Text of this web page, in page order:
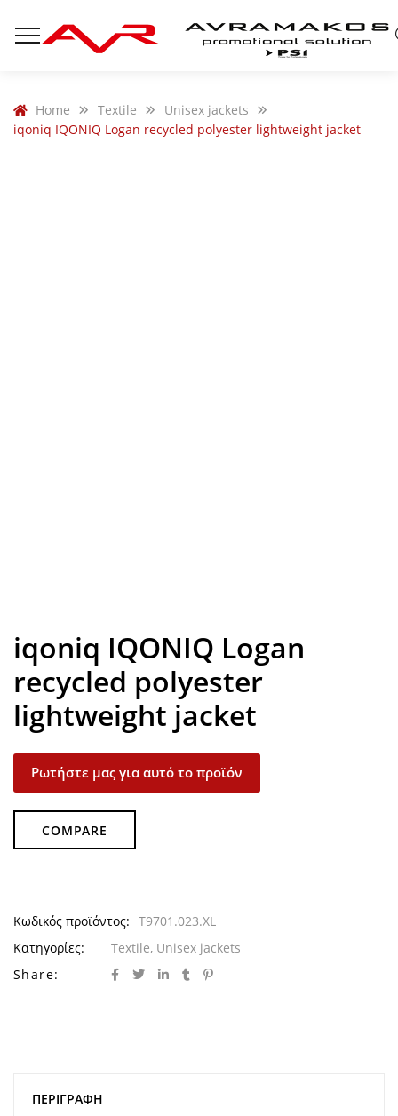
Home Textile
Unisex jackets
iqoniq IQONIQ Logan recycled polyester lightweight jacket
iqoniq IQONIQ Logan
recycled polyester
lightweight jacket
Ρωτήστε μας για αυτό το προϊόν
COMPARE
Κωδικός προϊόντος: T9701.023.XL
Κατηγορίες:
Textile, Unisex jackets
Share:
ΠΕΡΙΓΡΑΦΉ